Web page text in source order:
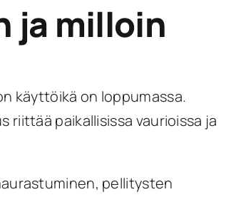
ja milloin
käyttöikä on loppumassa.
riittää paikallisissa vaurioissa ja
pellitysten